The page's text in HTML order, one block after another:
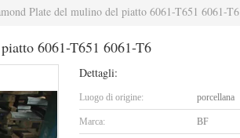
Plate del mulino del piatto 6061-T651 6061-T6
6061-T651 6061-T6
Dettagli:
Luogo di origine: porcellana
Marca: BF